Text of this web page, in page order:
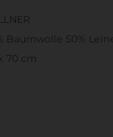
Baumwolle 50%
70 cm